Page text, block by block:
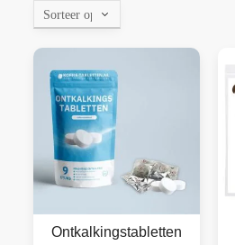
Ontkalkingstabletten